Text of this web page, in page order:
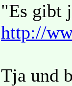
"Es gibt
http://
Tja und